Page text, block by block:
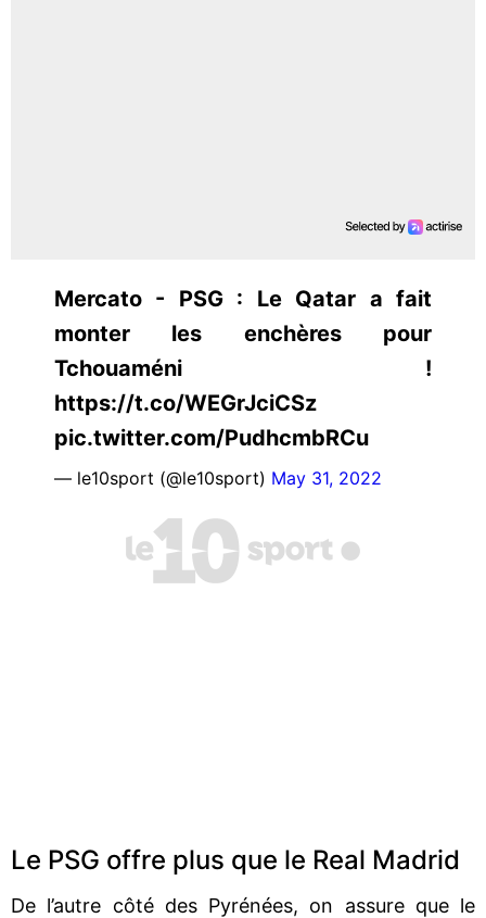
Mercato - PSG : Le Qatar a fait
monter les enchères pour
Tchouaméni !
https://t.co/WEGrJciCSz
pic.twitter.com/PudhcmbRCu
— le10sport (@le10sport) May 31, 2022
Le PSG offre plus que le Real Madrid
De l’autre côté des Pyrénées, on assure que le